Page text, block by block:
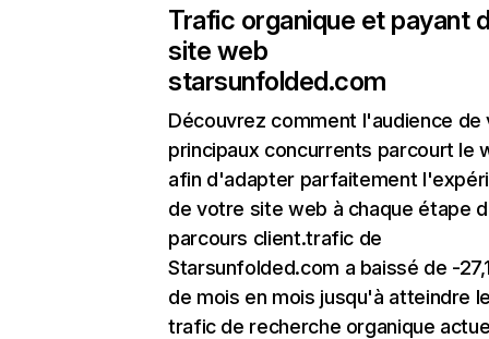
Trafic organique et payant
site web
starsunfolded.com
Découvrez comment l'audience de
principaux concurrents parcourt le
afin d'adapter parfaitement
de votre site web à chaque étape
parcours client.trafic de
Starsunfolded.com a baissé de -
de mois en mois jusqu'à atteindre
trafic de recherche organique